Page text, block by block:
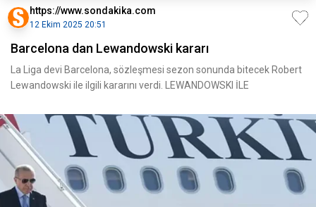
https://www.sondakika.com
12 Ekim 2025 20:51
Barcelona dan Lewandowski kararı
La Liga devi Barcelona, sözleşmesi sezon sonunda bitecek Robert
Lewandowski ile ilgili kararını verdi. LEWANDOWSKI İLE